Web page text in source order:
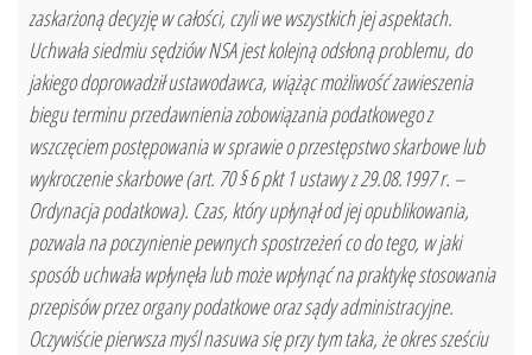
zaskarżoną decyzję w całości, czyli we wszystkich jej aspektach.
Uchwała siedmiu sędziów NSA jest kolejną odsłoną problemu, do
jakiego doprowadził ustawodawca, wiążąc możliwość zawieszenia
biegu terminu przedawnienia zobowiązania podatkowego z
wszczęciem postępowania w sprawie o przestępstwo skarbowe lub
wykroczenie skarbowe (art. 70 § 6 pkt 1 ustawy z 29.08.1997 r. –
Ordynacja podatkowa). Czas, który upłynął od jej opublikowania,
pozwala na poczynienie pewnych spostrzeżeń co do tego, w jaki
sposób uchwała wpłynęła lub może wpłynąć na praktykę stosowania
przepisów przez organy podatkowe oraz sądy administracyjne.
Oczywiście pierwsza myśl nasuwa się przy tym taka, że okres sześciu